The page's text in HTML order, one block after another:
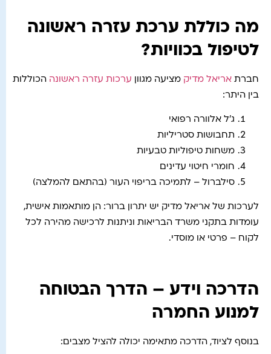
מה כוללת ערכת עזרה ראשונה
לטיפול בכוויות?
חברת אריאל מדיק מציעה מגוון ערכות עזרה ראשונה הכוללות
בין היתר:
ג'ל אלוורה רפואי
תחבושות סטריליות
משחות טיפוליות טבעיות
חומרי חיטוי עדינים
סילברול – לתמיכה בריפוי העור (בהתאם להמלצה)
לערכות של אריאל מדיק יש יתרון ברור: הן מותאמות אישית,
עומדות בתקני משרד הבריאות וניתנות לרכישה מהירה לכל
לקוח – פרטי או מוסדי.
הדרכה וידע – הדרך הבטוחה
למנוע החמרה
בנוסף לציוד, הדרכה מתאימה יכולה להציל מצבים: